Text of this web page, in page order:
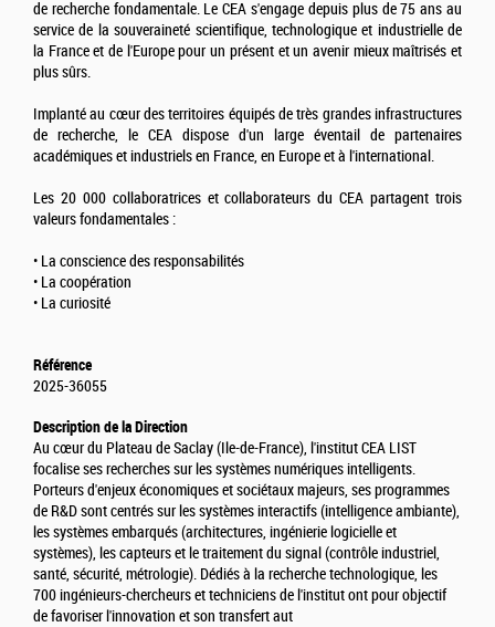
de recherche fondamentale. Le CEA s'engage depuis plus de 75 ans au
service de la souveraineté scientifique, technologique et industrielle de
la France et de l'Europe pour un présent et un avenir mieux maîtrisés et
plus sûrs.
Implanté au cœur des territoires équipés de très grandes infrastructures
de recherche, le CEA dispose d'un large éventail de partenaires
académiques et industriels en France, en Europe et à l'international.
Les 20 000 collaboratrices et collaborateurs du CEA partagent trois
valeurs fondamentales :
• La conscience des responsabilités
• La coopération
• La curiosité
Référence
2025-36055
Description de la Direction
Au cœur du Plateau de Saclay (Ile-de-France), l'institut CEA LIST
focalise ses recherches sur les systèmes numériques intelligents.
Porteurs d'enjeux économiques et sociétaux majeurs, ses programmes
de R&D sont centrés sur les systèmes interactifs (intelligence ambiante),
les systèmes embarqués (architectures, ingénierie logicielle et
systèmes), les capteurs et le traitement du signal (contrôle industriel,
santé, sécurité, métrologie). Dédiés à la recherche technologique, les
700 ingénieurs-chercheurs et techniciens de l'institut ont pour objectif
de favoriser l'innovation et son transfert aut